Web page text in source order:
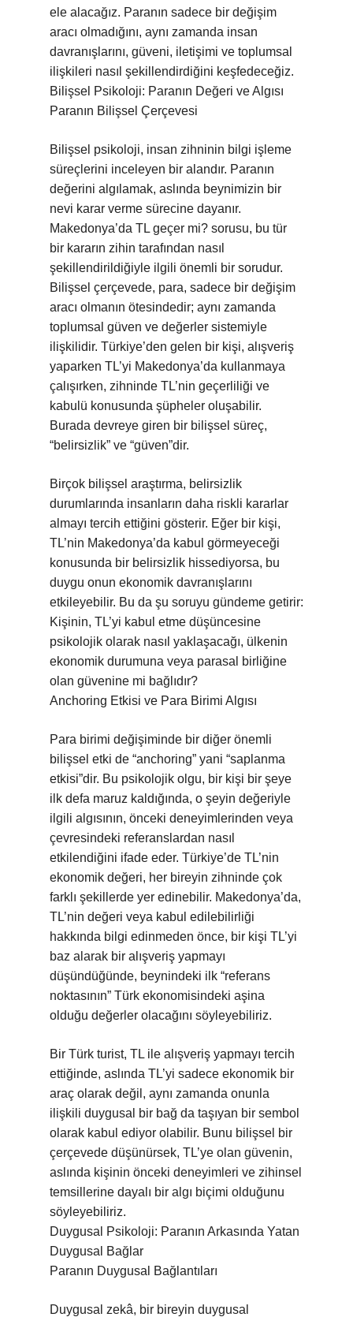
ele alacağız. Paranın sadece bir değişim
aracı olmadığını, aynı zamanda insan
davranışlarını, güveni, iletişimi ve toplumsal
ilişkileri nasıl şekillendirdiğini keşfedeceğiz.
Bilişsel Psikoloji: Paranın Değeri ve Algısı
Paranın Bilişsel Çerçevesi
Bilişsel psikoloji, insan zihninin bilgi işleme
süreçlerini inceleyen bir alandır. Paranın
değerini algılamak, aslında beynimizin bir
nevi karar verme sürecine dayanır.
Makedonya’da TL geçer mi? sorusu, bu tür
bir kararın zihin tarafından nasıl
şekillendirildiğiyle ilgili önemli bir sorudur.
Bilişsel çerçevede, para, sadece bir değişim
aracı olmanın ötesindedir; aynı zamanda
toplumsal güven ve değerler sistemiyle
ilişkilidir. Türkiye’den gelen bir kişi, alışveriş
yaparken TL’yi Makedonya’da kullanmaya
çalışırken, zihninde TL’nin geçerliliği ve
kabulü konusunda şüpheler oluşabilir.
Burada devreye giren bir bilişsel süreç,
“belirsizlik” ve “güven”dir.
Birçok bilişsel araştırma, belirsizlik
durumlarında insanların daha riskli kararlar
almayı tercih ettiğini gösterir. Eğer bir kişi,
TL’nin Makedonya’da kabul görmeyeceği
konusunda bir belirsizlik hissediyorsa, bu
duygu onun ekonomik davranışlarını
etkileyebilir. Bu da şu soruyu gündeme getirir:
Kişinin, TL’yi kabul etme düşüncesine
psikolojik olarak nasıl yaklaşacağı, ülkenin
ekonomik durumuna veya parasal birliğine
olan güvenine mi bağlıdır?
Anchoring Etkisi ve Para Birimi Algısı
Para birimi değişiminde bir diğer önemli
bilişsel etki de “anchoring” yani “saplanma
etkisi”dir. Bu psikolojik olgu, bir kişi bir şeye
ilk defa maruz kaldığında, o şeyin değeriyle
ilgili algısının, önceki deneyimlerinden veya
çevresindeki referanslardan nasıl
etkilendiğini ifade eder. Türkiye’de TL’nin
ekonomik değeri, her bireyin zihninde çok
farklı şekillerde yer edinebilir. Makedonya’da,
TL’nin değeri veya kabul edilebilirliği
hakkında bilgi edinmeden önce, bir kişi TL’yi
baz alarak bir alışveriş yapmayı
düşündüğünde, beynindeki ilk “referans
noktasının” Türk ekonomisindeki aşina
olduğu değerler olacağını söyleyebiliriz.
Bir Türk turist, TL ile alışveriş yapmayı tercih
ettiğinde, aslında TL’yi sadece ekonomik bir
araç olarak değil, aynı zamanda onunla
ilişkili duygusal bir bağ da taşıyan bir sembol
olarak kabul ediyor olabilir. Bunu bilişsel bir
çerçevede düşünürsek, TL’ye olan güvenin,
aslında kişinin önceki deneyimleri ve zihinsel
temsillerine dayalı bir algı biçimi olduğunu
söyleyebiliriz.
Duygusal Psikoloji: Paranın Arkasında Yatan
Duygusal Bağlar
Paranın Duygusal Bağlantıları
Duygusal zekâ, bir bireyin duygusal